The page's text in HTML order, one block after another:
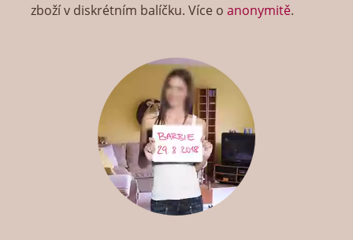
zboží v diskrétním balíčku. Více oanonymitě.